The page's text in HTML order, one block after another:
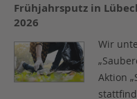
Frühjahrsputz in
2026
Wir
Aktion